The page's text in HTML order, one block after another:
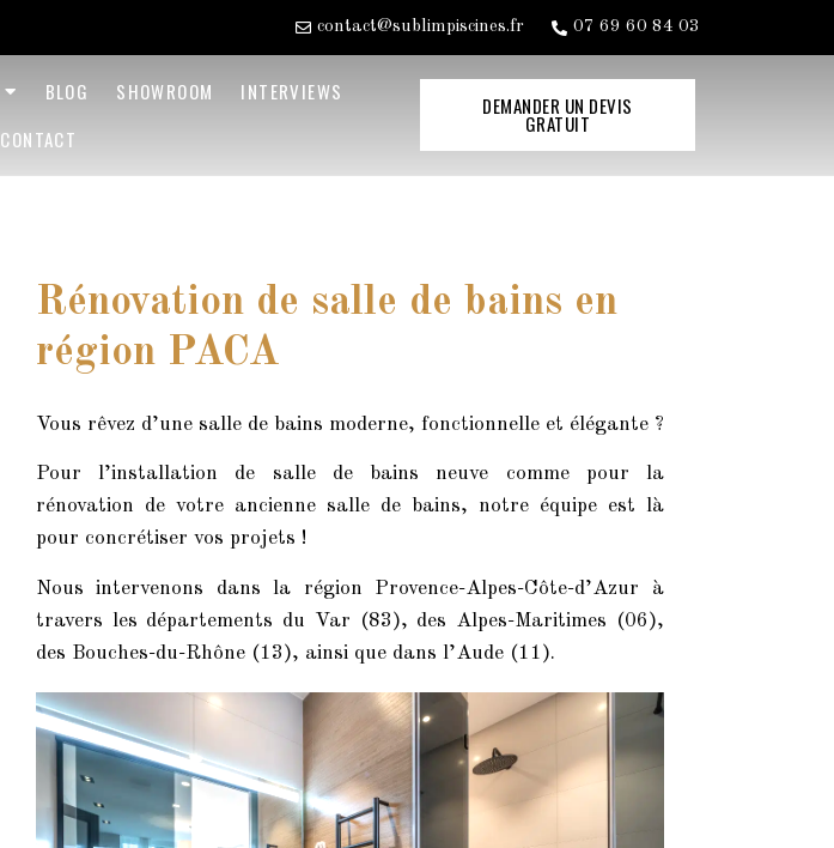
contact@sublimpiscines.fr 07 69 60 84 03
BLOG SHOWROOM
INTERVIEWS
CONTACT
DEMANDER UN DEVIS
GRATUIT
Rénovation de salle de bains en
région PACA
Vous rêvez d’une salle de bains moderne, fonctionnelle et élégante ?
Pour l’installation de salle de bains neuve comme pour la
rénovation de votre ancienne salle de bains, notre équipe est là
pour concrétiser vos projets !
Nous intervenons dans la région Provence-Alpes-Côte-d’Azur à
travers les départements du Var (83), des Alpes-Maritimes (06),
des Bouches-du-Rhône (13), ainsi que dans l’Aude (11).